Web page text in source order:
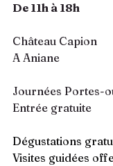
De 11h à 18h
Château Capion
A Aniane
Journées Portes-
Entrée gratuite
Dégustations
Visites guidées